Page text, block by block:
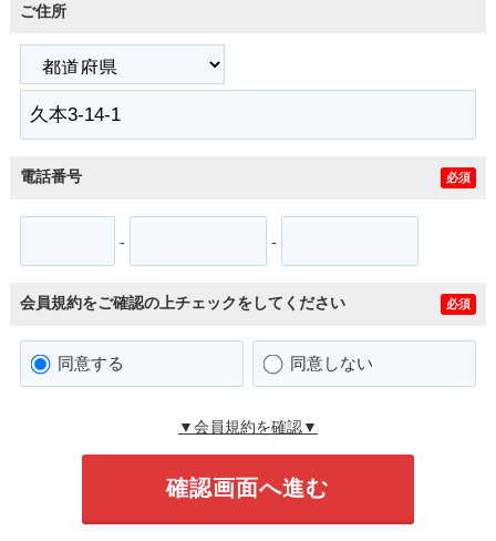
ご住所
電話番号 必須
- -
会員規約をご確認の上チェックをしてください 必須
同意する 同意しない
▼会員規約を確認▼